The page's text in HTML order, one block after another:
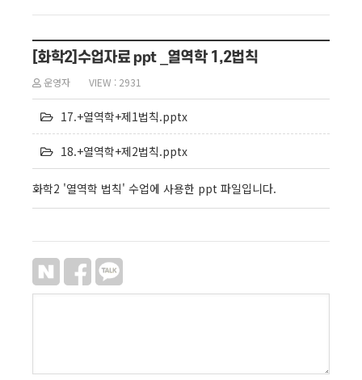
[화학2]수업자료 ppt _열역학 1,2법칙
운영자 VIEW : 2931
17.+열역학+제1법칙.pptx
18.+열역학+제2법칙.pptx
화학2 '열역학 법칙' 수업에 사용한 ppt 파일입니다.